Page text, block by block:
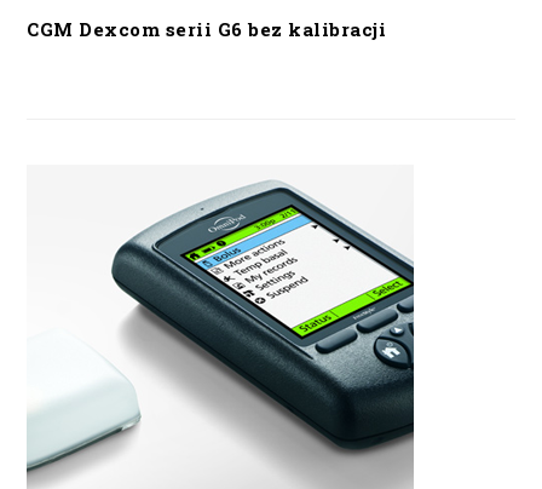
CGM Dexcom serii G6 bez kalibracji